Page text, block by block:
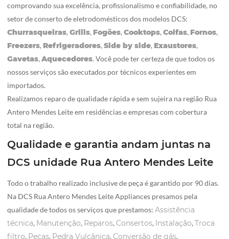
comprovando sua excelência, profissionalismo e confiabilidade, no
setor de conserto de eletrodomésticos dos modelos DCS:
Churrasqueiras, Grills, Fogões, Cooktops, Coifas, Fornos,
Freezers, Refrigeradores, Side by side, Exaustores,
Gavetas, Aquecedores. Você pode ter certeza de que todos os
nossos serviços são executados por técnicos experientes em
importados.
Realizamos reparo de qualidade rápida e sem sujeira na região Rua
Antero Mendes Leite em residências e empresas com cobertura
total na região.
Qualidade e garantia andam juntas na
DCS unidade Rua Antero Mendes Leite
Todo o trabalho realizado inclusive de peça é garantido por 90 dias.
Na DCS Rua Antero Mendes Leite Appliances presamos pela
qualidade de todos os serviços que prestamos: Assistência
técnica, Manutenção, Reparos, Consertos, Instalação, Troca
filtro, Peças, Pedra Vulcânica, Conversão de gás.